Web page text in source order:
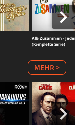
Alle Zusammen -
(Komplette Serie)
MEHR >